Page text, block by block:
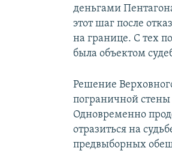
деньгами
этот шаг после
на границе. С тех
была объектом
Решение
пограничной стены
Одновременно
отразиться на
предвыборных